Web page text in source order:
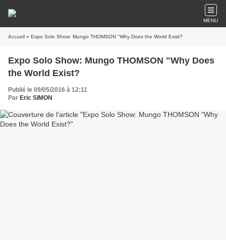
MENU
Accueil » Expo Solo Show: Mungo THOMSON "Why Does the World Exist?
Expo Solo Show: Mungo THOMSON "Why Does
the World Exist?
Publié le 09/05/2016 à 12:11
Par Eric SIMON